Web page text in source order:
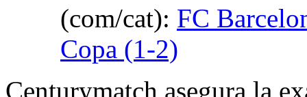
(com/cat): FC
Copa (1-2)
Centurymatch asegura la